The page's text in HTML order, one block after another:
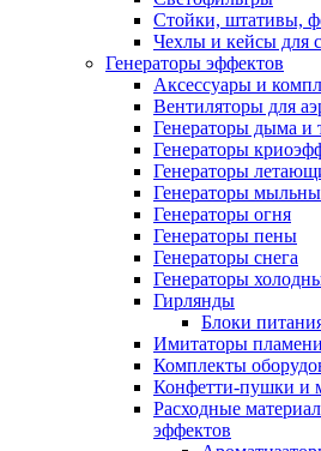
Стойки, штативы,
Чехлы и кейсы для
Генераторы эффектов
Аксессуары и
Вентиляторы для
Генераторы дыма и
Генераторы
Генераторы
Генераторы
Генераторы огня
Генераторы пены
Генераторы снега
Генераторы
Гирлянды
Блоки
Имитаторы пламени
Комплекты
Конфетти-пушки и
Расходные
эффектов